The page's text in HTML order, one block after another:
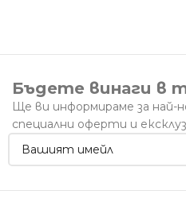
Бъдете винаги в
Ще ви информираме за
специални оферти и